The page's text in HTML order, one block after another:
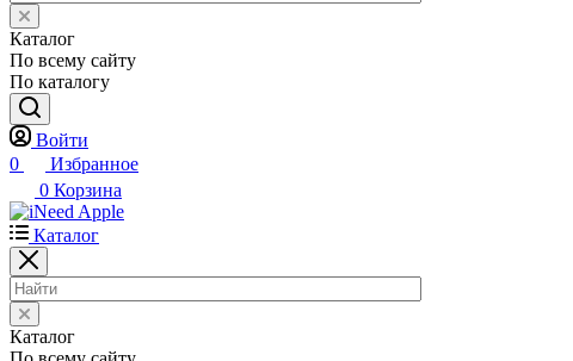
Каталог
По всему сайту
По каталогу
Войти
0
Избранное
0 Корзина
Каталог
Каталог